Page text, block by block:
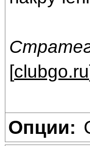
[clubgo.ru
Опции: